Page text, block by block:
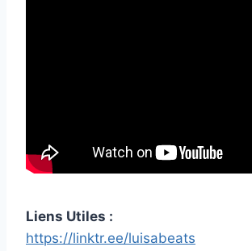
Liens Utiles :
https://linktr.ee/luisabeats